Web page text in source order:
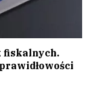
fiskalnych.